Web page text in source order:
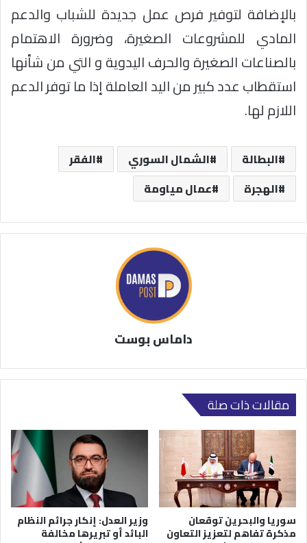
بالإضافة لتوفير فرص عمل جديدة للشباب والدعم
المادي للمشروعات الصغيرة، وضرورة الاهتمام
بالصناعات الصغيرة والحرف اليدوية و التي من شأنها
استقطاب عدد كبير من اليد العاملة إذا ما توفر الدعم
اللازم لها.
البطالة الشمال السوري
الفقر
الهجرة
عمال مياومة
داماس بوست
مقالات ذات صلة
سوريا والبحرين توقعان
مذكرة تفاهم لتعزيز التعاون
وزير العدل: إنكار جرائم النظام
البائد أو تبريرها مخالفة